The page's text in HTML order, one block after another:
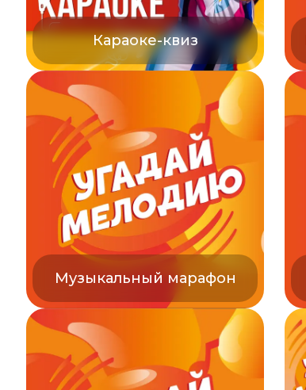
Караоке-квиз
Музыкальный марафон